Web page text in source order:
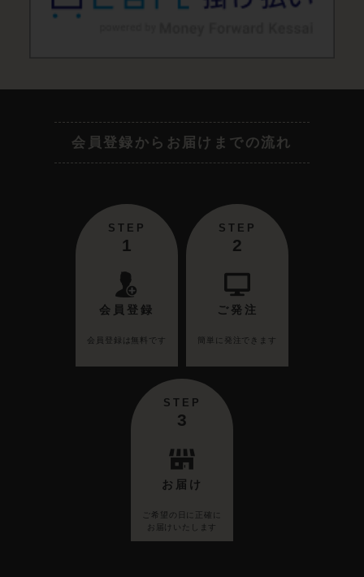
会員登録からお届けまでの流れ
STEP
1
会員登録
会員登録は無料です
STEP
2
ご発注
簡単に発注できます
STEP
3
お届け
ご希望の日に正確に
お届けいたします